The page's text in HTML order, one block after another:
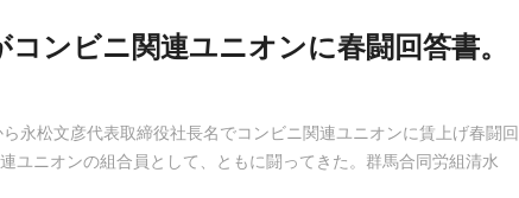
ンビニ関連ユニオンに春闘回答書。
松文彦代表取締役社長名でコンビニ関連ユニオンに賃上げ春闘回
ユニオンの組合員として、ともに闘ってきた。群馬合同労組清水